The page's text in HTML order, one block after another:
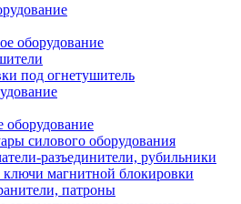
оборудование
под огнетушитель
оборудование
силового оборудования
разъединители, рубильники
магнитной блокировки
патроны